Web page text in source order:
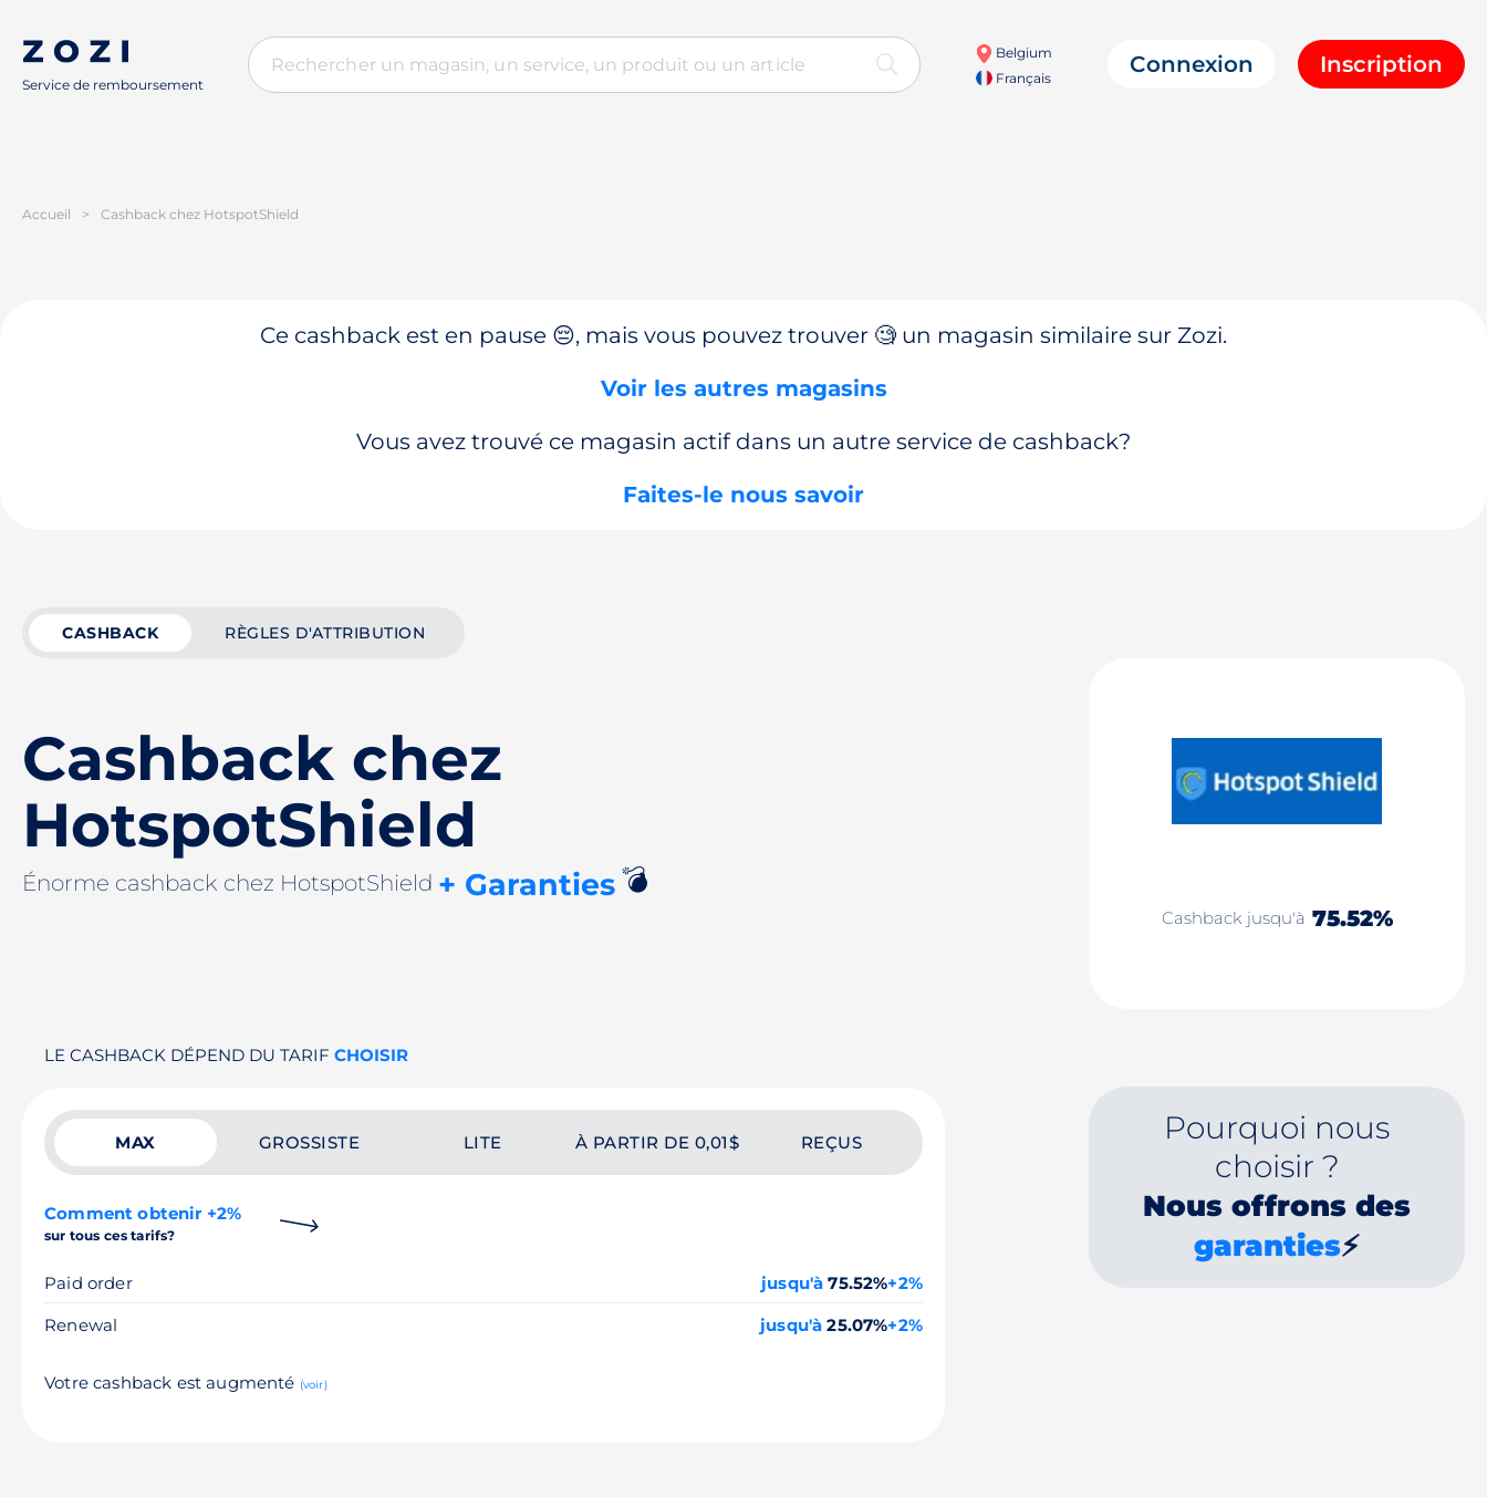
Service de remboursement
Belgium
Français
Connexion Inscription
Accueil > Cashback chez HotspotShield
Ce cashback est en pause 😔, mais vous pouvez trouver 🧐 un magasin similaire sur Zozi.
Voir les autres magasins
Vous avez trouvé ce magasin actif dans un autre service de cashback?
Faites-le nous savoir
CASHBACK RÈGLES D'ATTRIBUTION
Cashback chez
HotspotShield
Énorme cashback chez HotspotShield + Garanties💣
Cashback jusqu'à 75.52%
LE CASHBACK DÉPEND DU TARIF CHOISIR
MAX GROSSISTE LITE À PARTIR DE 0,01$ REÇUS
Comment obtenir +2%
sur tous ces tarifs?
Paid order jusqu'à 75.52%+2%
Renewal
jusqu'à 25.07%+2%
Votre cashback est augmenté (voir)
Pourquoi nous
choisir ?
Nous offrons des
garanties⚡